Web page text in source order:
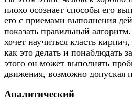
плохо осознает способы его
его с приемами выполнения
показать правильный
хочет научиться класть
как это делать и понаблюдать
этого он может выполнять
движения, возможно
Аналитический